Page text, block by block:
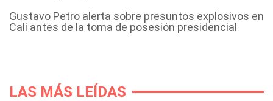
Gustavo Petro alerta sobre presuntos explosivos en
Cali antes de la toma de posesión presidencial
LAS MÁS LEÍDAS